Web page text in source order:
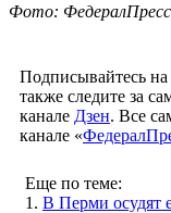
Фото: ФедералПресс
Подписывайтесь
также следите за
канале Дзен. Все
канале «
Еще по теме:
1. В Перми осудят